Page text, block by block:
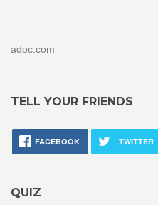
adoc.com
TELL YOUR FRIENDS
FACEBOOK TWITTER
QUIZ